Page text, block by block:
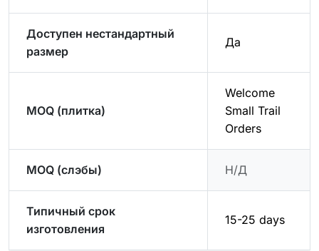
Доступен нестандартный
размер
Да
MOQ (плитка)
Welcome
Small Trail
Orders
MOQ (слэбы) Н/Д
Типичный срок
изготовления
15-25 days